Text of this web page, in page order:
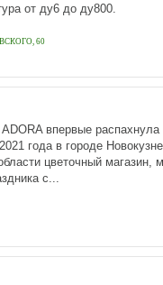
от ду6 до ду800.
60
впервые
года в городе
цветочный магазин,
с...